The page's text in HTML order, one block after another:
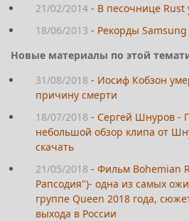
21/02/2014 - В песочнице Rust
18/06/2013 - Рекорды Samsung
Новые материалы по этой
31/08/2018 - Иосиф Кобзон
причину смерти
18/07/2018 - Сергей Шнуров -
небольшой обзор клипа от
скачать
21/05/2018 - Фильм Bohemian
Рапсодия")- одна из самых
группе Queen 2018 года,
выхода в России